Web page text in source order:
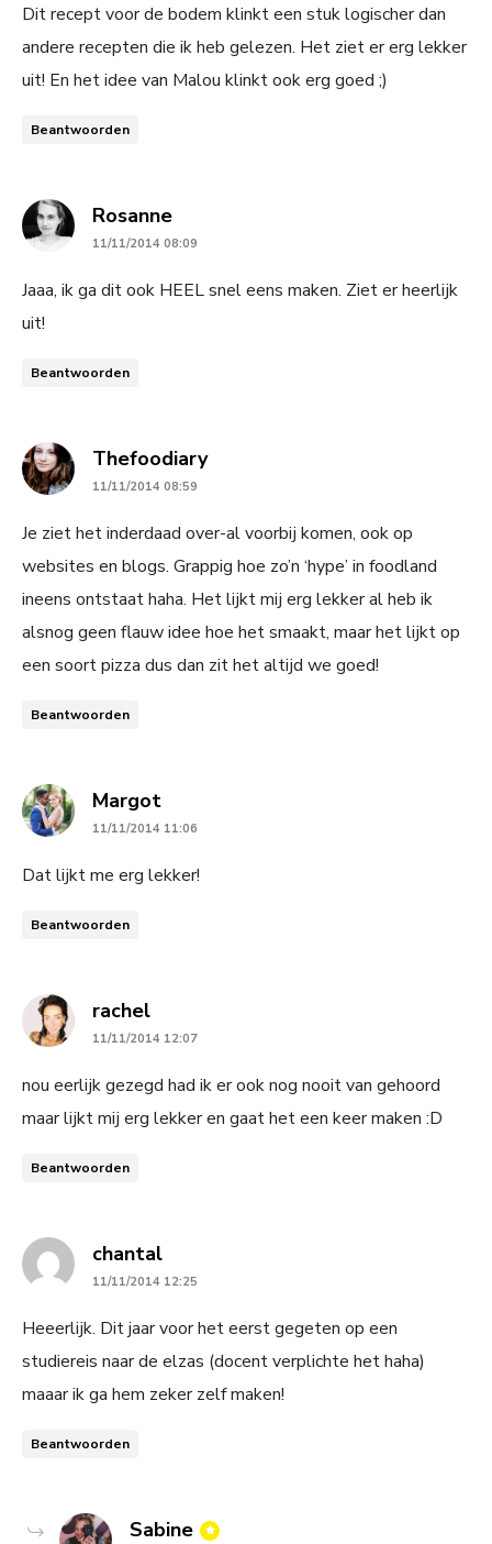
Dit recept voor de bodem klinkt een stuk logischer dan
andere recepten die ik heb gelezen. Het ziet er erg lekker
uit! En het idee van Malou klinkt ook erg goed ;)
Beantwoorden
Rosannesays:
11/11/2014 08:09
Jaaa, ik ga dit ook HEEL snel eens maken. Ziet er heerlijk
uit!
Beantwoorden
Thefoodiarysays:
11/11/2014 08:59
Je ziet het inderdaad over-al voorbij komen, ook op
websites en blogs. Grappig hoe zo’n ‘hype’ in foodland
ineens ontstaat haha. Het lijkt mij erg lekker al heb ik
alsnog geen flauw idee hoe het smaakt, maar het lijkt op
een soort pizza dus dan zit het altijd we goed!
Beantwoorden
Margotsays:
11/11/2014 11:06
Dat lijkt me erg lekker!
Beantwoorden
rachelsays:
11/11/2014 12:07
nou eerlijk gezegd had ik er ook nog nooit van gehoord
maar lijkt mij erg lekker en gaat het een keer maken :D
Beantwoorden
chantalsays:
11/11/2014 12:25
Heeerlijk. Dit jaar voor het eerst gegeten op een
studiereis naar de elzas (docent verplichte het haha)
maaar ik ga hem zeker zelf maken!
Beantwoorden
Sabine says: